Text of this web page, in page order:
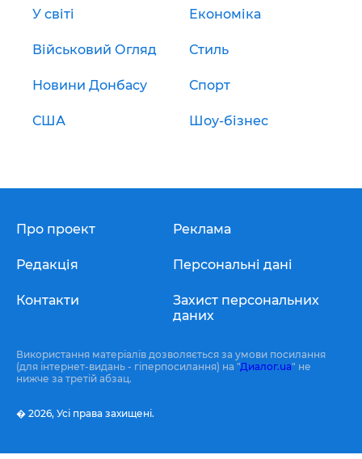
У світі Економіка
Військовий Огляд Стиль
Новини Донбасу Спорт
США Шоу-бізнес
Про проект
Редакція
Контакти
Реклама
Персональні дані
Захист персональних
даних
Використання матеріалів дозволяється за умови посилання
(для інтернет-видань - гіперпосилання) на "Диалог.ua" не
нижче за третій абзац.
� 2026, Усі права захищені.